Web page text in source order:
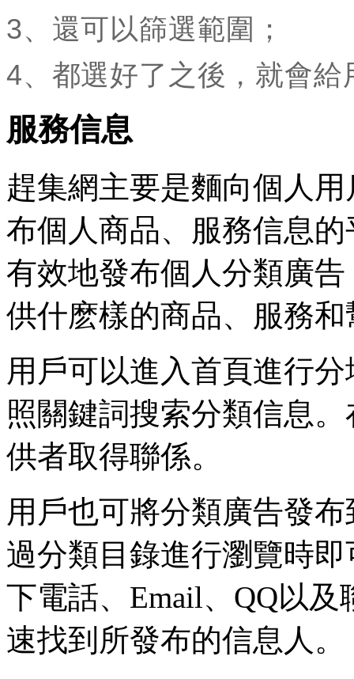
3、還可以篩選範圍；
4、都選好了之後，就會
服務信息
趕集網主要是麵向個人
布個人商品、服務信息
有效地發布個人分類廣
供什麽樣的商品、服務和
用戶可以進入首頁進行
照關鍵詞搜索分類信息
供者取得聯係。
用戶也可將分類廣告發
過分類目錄進行瀏覽時
下電話、Email、QQ以
速找到所發布的信息人。